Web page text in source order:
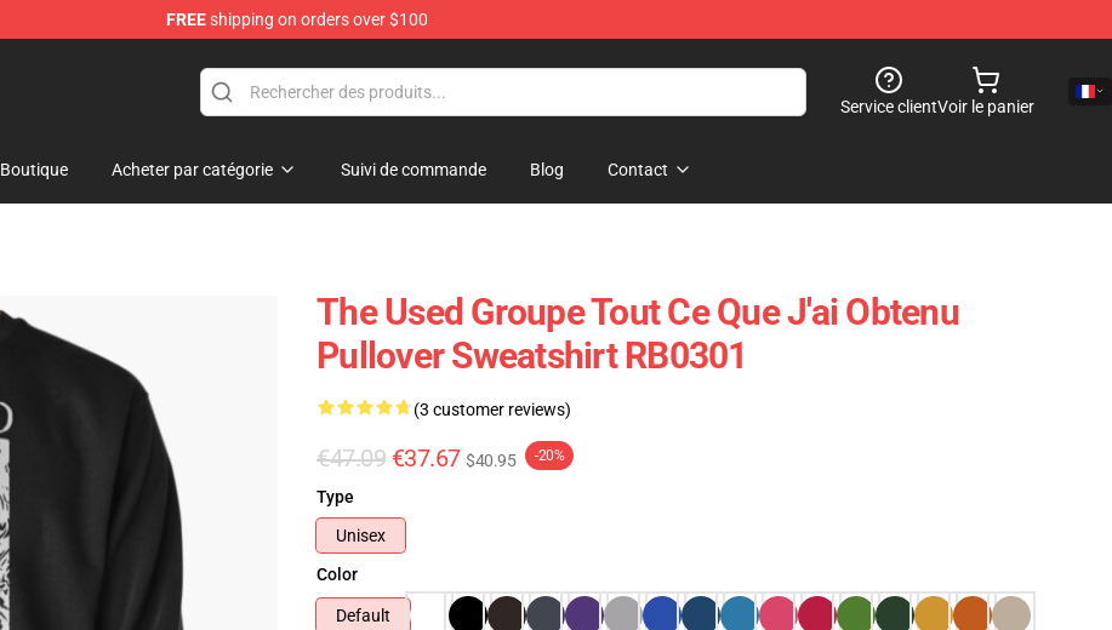
FREEshipping on orders over $100
Service clientVoir le panier
Boutique Acheter par catégorie Suivi de commande Blog Contact
The Used Groupe Tout Ce Que J'ai Obtenu
Pullover Sweatshirt RB0301
(3 customer reviews)
€47.09 €37.67 $40.95 -20%
Type
Unisex
Color
Default